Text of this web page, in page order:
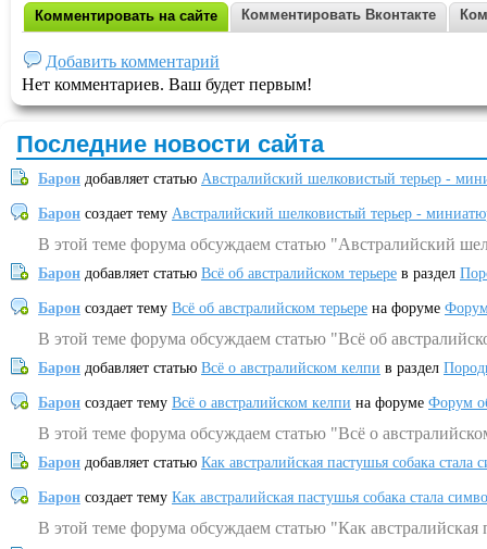
Комментировать на сайте Комментировать Вконтакте
Добавить комментарий
Нет комментариев. Ваш будет первым!
Последние новости сайта
Барон добавляет статью Австралийский шелковистый терьер -
Барон создает тему Австралийский шелковистый терьер -
В этой теме форума обсуждаем статью "Австралийский
Барон добавляет статью Всё об австралийском терьере в раздел
Барон создает тему Всё об австралийском терьере на форуме
В этой теме форума обсуждаем статью "Всё об
Барон добавляет статью Всё о австралийском келпи в раздел
Барон создает тему Всё о австралийском келпи на форуме Форум
В этой теме форума обсуждаем статью "Всё о
Барон добавляет статью Как австралийская пастушья собака
Барон создает тему Как австралийская пастушья собака стала
В этой теме форума обсуждаем статью "Как